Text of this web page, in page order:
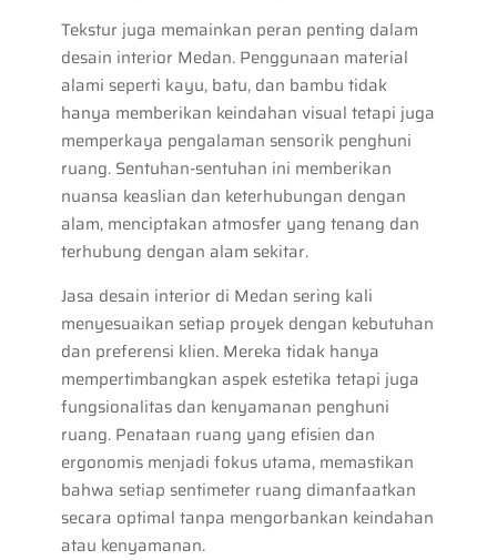
Tekstur juga memainkan peran penting dalam
desain interior Medan. Penggunaan material
alami seperti kayu, batu, dan bambu tidak
hanya memberikan keindahan visual tetapi juga
memperkaya pengalaman sensorik penghuni
ruang. Sentuhan-sentuhan ini memberikan
nuansa keaslian dan keterhubungan dengan
alam, menciptakan atmosfer yang tenang dan
terhubung dengan alam sekitar.
Jasa desain interior di Medan sering kali
menyesuaikan setiap proyek dengan kebutuhan
dan preferensi klien. Mereka tidak hanya
mempertimbangkan aspek estetika tetapi juga
fungsionalitas dan kenyamanan penghuni
ruang. Penataan ruang yang efisien dan
ergonomis menjadi fokus utama, memastikan
bahwa setiap sentimeter ruang dimanfaatkan
secara optimal tanpa mengorbankan keindahan
atau kenyamanan.